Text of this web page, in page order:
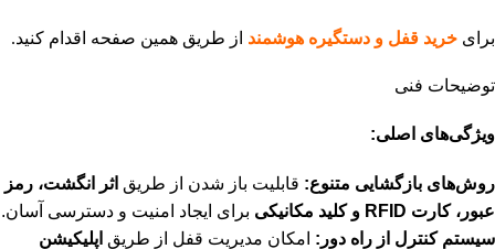
برای خرید قفل و دستگیره هوشمند از طریق همین صفحه اقدام کنید.
توضیحات فنی
ویژگی‌های اصلی:
روش‌های بازگشایی متنوع: قابلیت باز شدن از طریق اثر انگشت، رمز
عبور، کارت RFID و کلید مکانیکی
برای ایجاد امنیت و دسترسی آسان.
سیستم کنترل از راه دور: امکان مدیریت قفل از طریق اپلیکیشن